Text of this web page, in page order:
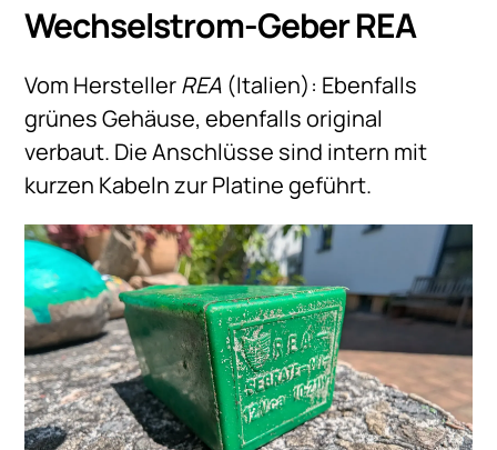
Wechselstrom-Geber REA
Vom HerstellerREA (Italien): Ebenfalls
grünes Gehäuse, ebenfalls original
verbaut. Die Anschlüsse sind intern mit
kurzen Kabeln zur Platine geführt.